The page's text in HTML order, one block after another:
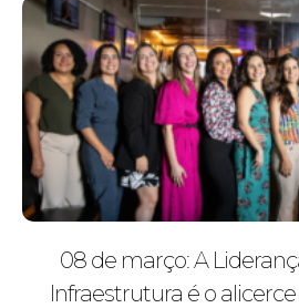
08 de março: A
Infraestrutura é o